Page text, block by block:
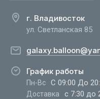
г. Владивосток
ул. Светланская 85
График работы
Пн-Вс С 09:00 До
Доставка с 7:30 до